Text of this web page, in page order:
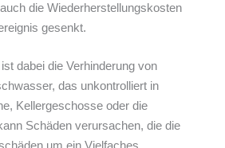
die Wiederherstellungskosten
gesenkt.
dabei die Verhinderung von
das unkontrolliert in
Kellergeschosse oder die
Schäden verursachen, die die